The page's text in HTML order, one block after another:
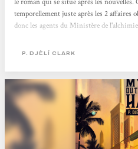
temporellement juste après les 2 affaires
donc les agents du Ministère de
dans le Caire de 1912 imaginé par
P. DJÈLÍ CLARK